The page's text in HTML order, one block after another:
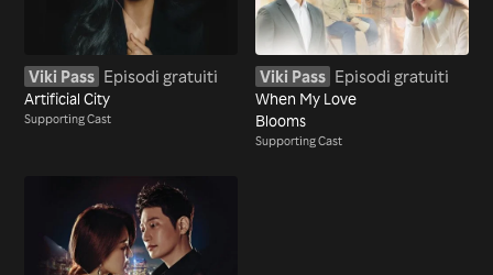
Viki Pass Episodi gratuiti
Artificial City
Supporting Cast
Viki Pass Episodi gratuiti
When My Love
Blooms
Supporting Cast